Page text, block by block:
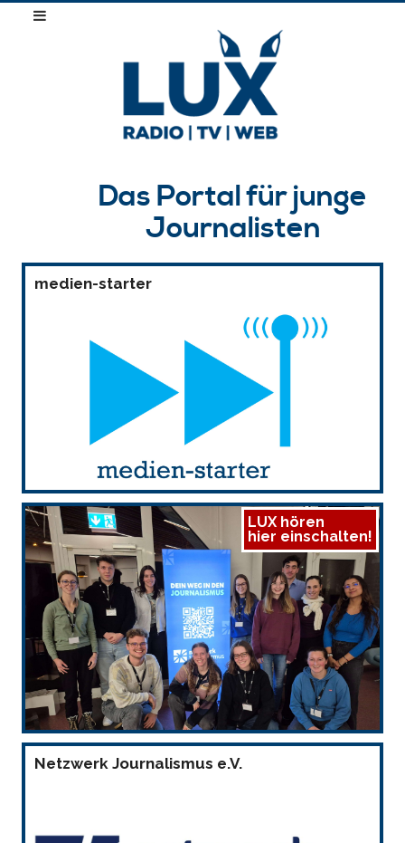
Das Portal für junge
Journalisten
medien-starter
LUX hören
hier einschalten!
Netzwerk Journalismus e.V.